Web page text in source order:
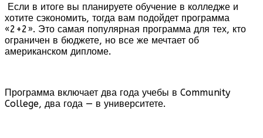
Если в итоге вы планируете обучение в колледже и
хотите сэкономить, тогда вам подойдет программа
«2+2». Это самая популярная программа для тех, кто
ограничен в бюджете, но все же мечтает об
американском дипломе.
Программа включает два года учебы в Community
College, два года — в университете.